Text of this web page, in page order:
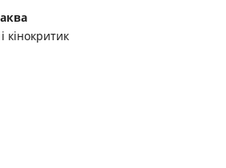
кінокритик